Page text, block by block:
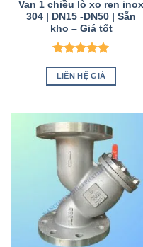
Van 1 chiều lò xo ren inox
304 | DN15 -DN50 | Sẵn
kho – Giá tốt
Được xếp
hạng55
sao
LIÊN HỆ GIÁ